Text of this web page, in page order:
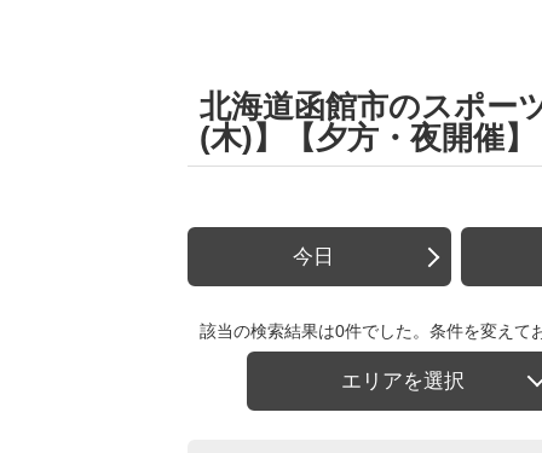
北海道函館市のスポー
(木)】【夕方・夜開催】
今日
該当の検索結果は0件でした。条件を変えて
エリアを選択